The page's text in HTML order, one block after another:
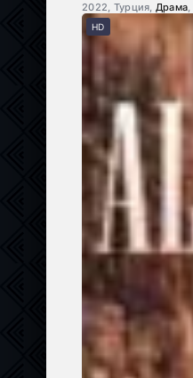
2022, Турция, Драма,
HD